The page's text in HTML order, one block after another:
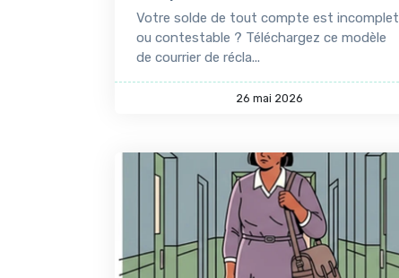
Votre solde de tout compte est incomplet
ou contestable ? Téléchargez ce modèle
de courrier de récla...
26 mai 2026